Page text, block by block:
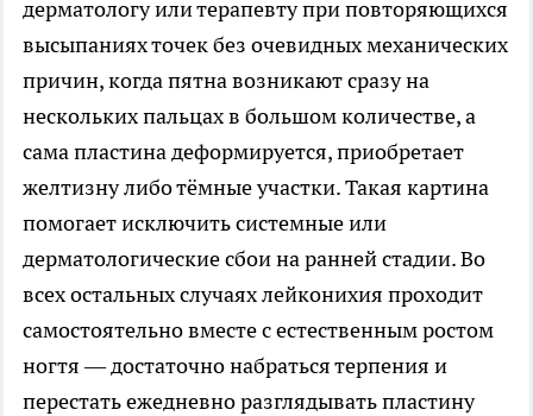
дерматологу или терапевту при повторяющихся
высыпаниях точек без очевидных механических
причин, когда пятна возникают сразу на
нескольких пальцах в большом количестве, а
сама пластина деформируется, приобретает
желтизну либо тёмные участки. Такая картина
помогает исключить системные или
дерматологические сбои на ранней стадии. Во
всех остальных случаях лейконихия проходит
самостоятельно вместе с естественным ростом
ногтя — достаточно набраться терпения и
перестать ежедневно разглядывать пластину